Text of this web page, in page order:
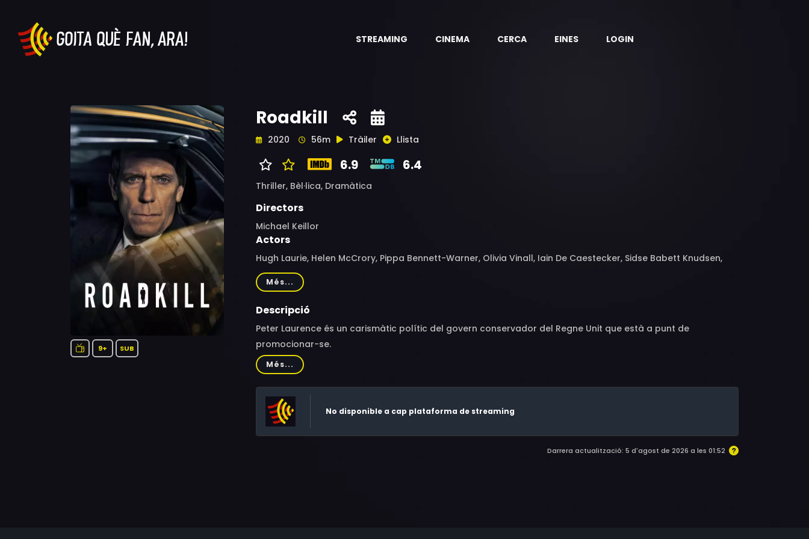
STREAMING CINEMA CERCA EINES LOGIN
9+ SUB
Roadkill
2020 56m Tràiler Llista
6.9 6.4
Thriller, Bèl·lica, Dramàtica
Directors
Michael Keillor
Actors
Hugh Laurie, Helen McCrory, Pippa Bennett-Warner, Olivia Vinall, Iain De Caestecker, Sidse Babett Knudsen,
Shalom Brune-Franklin, Jennifer Hennessy, Anna Francolini, Emma Cunniffe, Danny Ashok, Millie Brady, Tony
Pitts
Més...
Descripció
Peter Laurence és un carismàtic polític del govern conservador del Regne Unit que està a punt de
promocionar-se.
Més...
No disponible a cap plataforma de streaming
Darrera actualització: 5 d'agost de 2026 a les 01:52